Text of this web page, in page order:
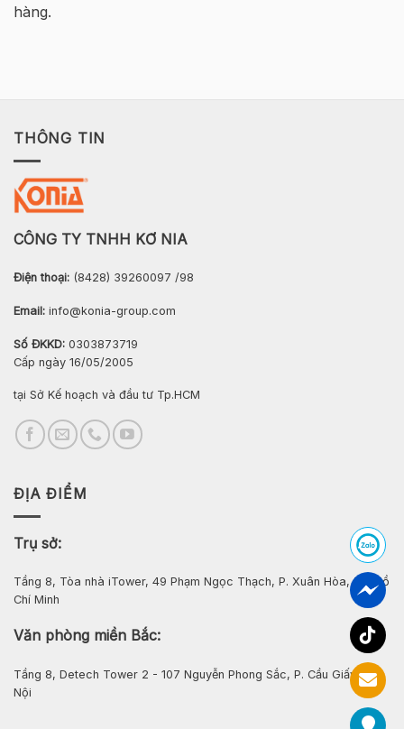
hàng.
THÔNG TIN
CÔNG TY TNHH KƠ NIA
Điện thoại: (8428) 39260097 /98
Email: info@konia-group.com
Số ĐKKD: 0303873719
Cấp ngày 16/05/2005
tại Sở Kế hoạch và đầu tư Tp.HCM
ĐỊA ĐIỂM
Trụ sở:
Tầng 8, Tòa nhà iTower, 49 Phạm Ngọc Thạch, P. Xuân Hòa, Tp. Hồ
Chí Minh
Văn phòng miền Bắc:
Tầng 8, Detech Tower 2 - 107 Nguyễn Phong Sắc, P. Cầu Giấy, Hà
Nội